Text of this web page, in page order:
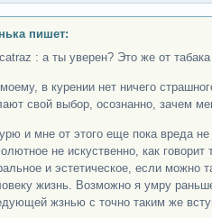
пишет:
: а ты уверен? Это же от
в курении нет ничего
свой выбор, осознанно, зачем
и мне от этого еще пока вреда
не искуственно, как
и эстетическое, если можно
жизнь. Возможно я умру
жзнью с точно таким же